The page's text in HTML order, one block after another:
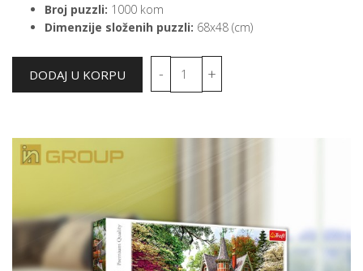
Broj puzzli: 1000 kom
Dimenzije složenih puzzli: 68x48 (cm)